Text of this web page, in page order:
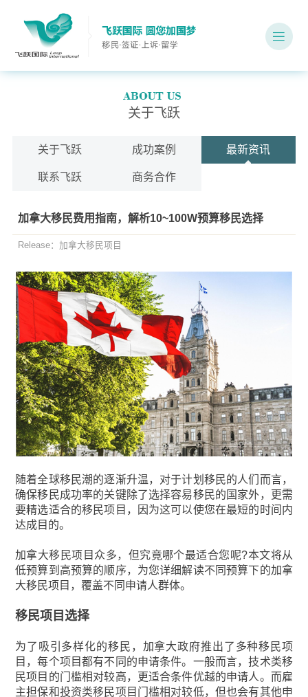
关于飞跃
关于飞跃 成功案例 最新资讯
联系飞跃 商务合作
加拿大移民费用指南，解析10~100W预算移民选择
Release：加拿大移民项目
随着全球移民潮的逐渐升温，对于计划移民的人们而言，
确保移民成功率的关键除了选择容易移民的国家外，更需
要精选适合的移民项目，因为这可以使您在最短的时间内
达成目的。
加拿大移民项目众多，但究竟哪个最适合您呢?本文将从
低预算到高预算的顺序，为您详细解读不同预算下的加拿
大移民项目，覆盖不同申请人群体。
移民项目选择
为了吸引多样化的移民，加拿大政府推出了多种移民项
目，每个项目都有不同的申请条件。一般而言，技术类移
民项目的门槛相对较高，更适合条件优越的申请人。而雇
主担保和投资类移民项目门槛相对较低，但也会有其他申